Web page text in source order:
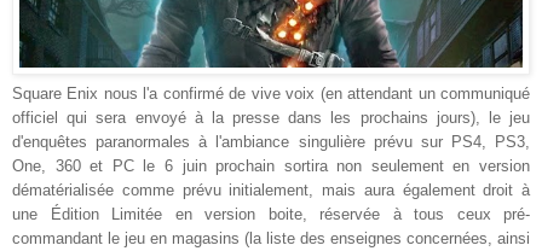
Square Enix nous l'a confirmé de vive voix (en attendant un communiqué
officiel qui sera envoyé à la presse dans les prochains jours), le jeu
d'enquêtes paranormales à l'ambiance singulière prévu sur PS4, PS3,
One, 360 et PC le 6 juin prochain sortira non seulement en version
dématérialisée comme prévu initialement, mais aura également droit à
une Édition Limitée en version boite, réservée à tous ceux pré-
commandant le jeu en magasins (la liste des enseignes concernées, ainsi